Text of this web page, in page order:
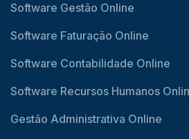
Software Gestão Online
Software Faturação Online
Software Contabilidade Online
Software Recursos Humanos
Gestão Administrativa Online